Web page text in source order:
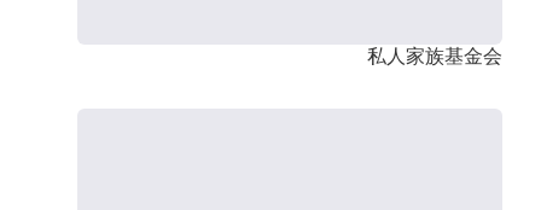
私人家族基金会